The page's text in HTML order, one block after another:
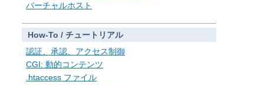
バーチャルホスト
How-To / チュートリアル
認証、承認、アクセス制御
CGI: 動的コンテンツ
.htaccess ファイル